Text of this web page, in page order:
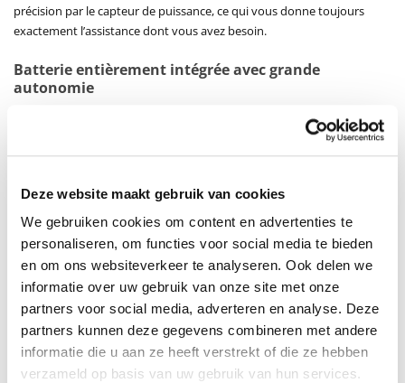
Deze website maakt gebruik van cookies
We gebruiken cookies om content en advertenties te
personaliseren, om functies voor social media te bieden
en om ons websiteverkeer te analyseren. Ook delen we
informatie over uw gebruik van onze site met onze
partners voor social media, adverteren en analyse. Deze
partners kunnen deze gegevens combineren met andere
informatie die u aan ze heeft verstrekt of die ze hebben
verzameld op basis van uw gebruik van hun services.
précision par le capteur de puissance, ce qui vous donne toujours
exactement l’assistance dont vous avez besoin.
Batterie entièrement intégrée avec grande
autonomie
Le PUCH E-Modern N7 est équipé d’une batterie de 720 Wh
entièrement intégrée, élégamment dissimulée dans le cadre. Cela
donne au vélo non seulement une allure élégante et épurée, mais
batterie, vous bénéficiez d’une autonomie allant jusqu’à 150 km, selon
le terrain, la météo et le niveau d’assistance choisi. Cela rend le vélo
adapté aussi bien aux courts trajets quotidiens qu’aux longues sorties
aventureuses.
La recharge prend entre 4 et 6 heures, de sorte que la batterie est
prête après une nuit de charge.
Moyeu Shimano Nexus 7 vitesses
Le PUCH E-Modern N7 utilise un moyeu Shimano Nexus à 7 vitesses.